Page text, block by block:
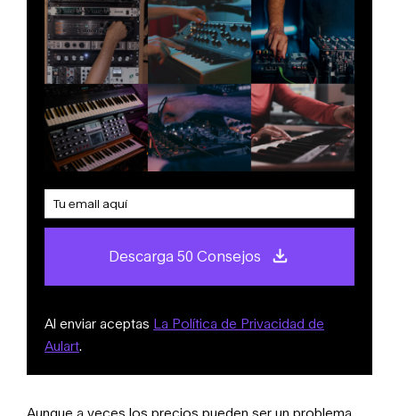
Descarga 50 Consejos
Al enviar aceptas La Política de Privacidad de
Aulart.
Aunque a veces los precios pueden ser un problema,